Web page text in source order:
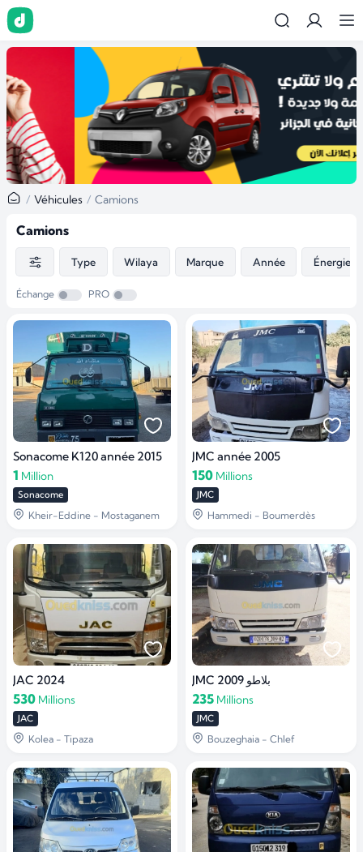
Véhicules Camions
Camions
Type Wilaya Marque Année Énergie
Échange PRO
Sonacome K120 année 2015
1 Million
Sonacome
Kheir-Eddine - Mostaganem
JMC année 2005
150 Millions
JMC
Hammedi - Boumerdès
JAC 2024
530 Millions
JAC
Kolea - Tipaza
JMC بلاطو 2009
235 Millions
JMC
Bouzeghaia - Chlef